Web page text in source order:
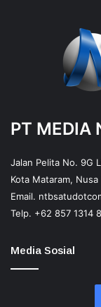
PT MEDIA
Jalan Pelita No. 9G
Kota Mataram,
Email.
Telp. +62 857 1314
Media Sosial